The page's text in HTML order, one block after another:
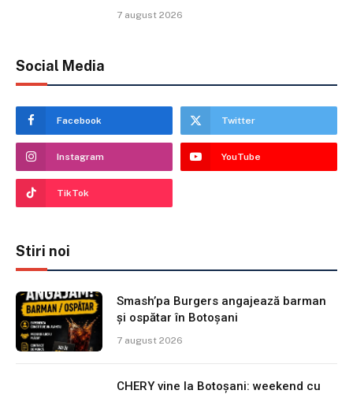
7 august 2026
Social Media
Facebook Twitter
Instagram YouTube
TikTok
Stiri noi
Smash’pa Burgers angajează barman
și ospătar în Botoșani
7 august 2026
CHERY vine la Botoșani: weekend cu